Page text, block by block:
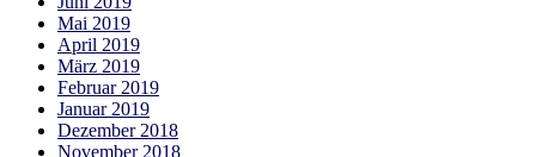
Mai 2019
April 2019
März 2019
Februar 2019
Januar 2019
Dezember 2018
November 2018